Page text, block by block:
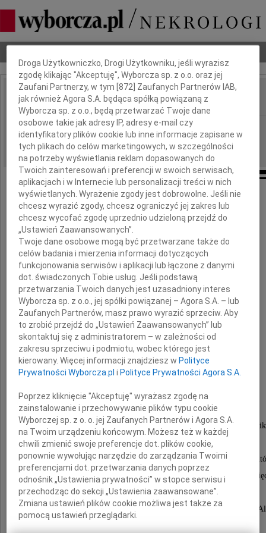
IMIĘ I NAZWISKO:
REGION: cała Polska
DATA EMISJI: 16.04.2019
Z wielkim żalem zawiadamiamy,
że 14 kwietnia 2019 roku
odszedł od nas nagle
prof. dr hab. inż.
Jacek Namieśnik
prof. zw. PG
Rektor Politechniki Gdańskie j
Nasz Szef, Kolega, Wybitny Naukowiec,
Nauczyciel Akademicki, Wychowawca
bardzo wielu doktorantów, dyplomantów i
Profesor Jacek Namieśnik całe swoje życie
Politechnice Gdańskiej.
Nie było dla Niego nic ważniejszego ponad dobro naszej
Dbamy o Twoją prywatność
Droga Użytkowniczko, Drogi Użytkowniku, jeśli wyrazisz
zgodę klikając "Akceptuję", Wyborcza sp. z o.o. oraz jej
Zaufani Partnerzy, w tym [872 ] Zaufanych Partnerów IAB,
jak również Agora S.A. będąca spółką powiązaną z
Wyborcza sp. z o.o., będą przetwarzać Twoje dane
osobowe takie jak adresy IP, adresy e-mail czy
identyfikatory plików cookie lub inne informacje zapisane w
tych plikach do celów marketingowych, w szczególności
na potrzeby wyświetlania reklam dopasowanych do
Twoich zainteresowań i preferencji w swoich serwisach,
aplikacjach i w Internecie lub personalizacji treści w nich
wyświetlanych. Wyrażenie zgody jest dobrowolne. Jeśli nie
chcesz wyrazić zgody, chcesz ograniczyć jej zakres lub
chcesz wycofać zgodę uprzednio udzieloną przejdź do
„Ustawień Zaawansowanych”.
Twoje dane osobowe mogą być przetwarzane także do
celów badania i mierzenia informacji dotyczących
funkcjonowania serwisów i aplikacji lub łączone z danymi
dot. świadczonych Tobie usług. Jeśli podstawą
przetwarzania Twoich danych jest uzasadniony interes
Wyborcza sp. z o.o., jej spółki powiązanej – Agora S.A. – lub
Zaufanych Partnerów, masz prawo wyrazić sprzeciw. Aby
to zrobić przejdź do „Ustawień Zaawansowanych” lub
skontaktuj się z administratorem – w zależności od
zakresu sprzeciwu i podmiotu, wobec którego jest
kierowany. Więcej informacji znajdziesz w Polityce
Prywatności Wyborcza.pl i Polityce Prywatności Agora S.A.
Poprzez kliknięcie "Akceptuję" wyrażasz zgodę na
zainstalowanie i przechowywanie plików typu cookie
Wyborczej sp. z o. o. jej Zaufanych Partnerów i Agora S.A.
na Twoim urządzeniu końcowym. Możesz też w każdej
chwili zmienić swoje preferencje dot. plików cookie,
ponownie wywołując narzędzie do zarządzania Twoimi
preferencjami dot. przetwarzania danych poprzez
odnośnik „Ustawienia prywatności” w stopce serwisu i
przechodząc do sekcji „Ustawienia zaawansowane”.
Zmiana ustawień plików cookie możliwa jest także za
pomocą ustawień przeglądarki.